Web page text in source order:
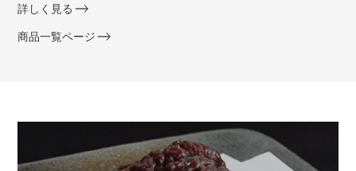
詳しく見る
商品一覧ページ